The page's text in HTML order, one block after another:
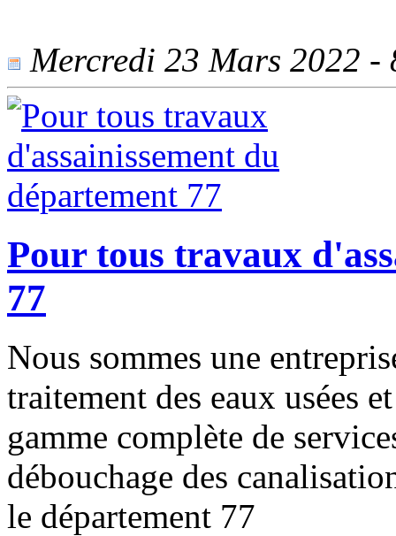
Mercredi 23 Mars 2022 -
Pour tous travaux
77
Nous sommes une
traitement des eaux usées
gamme complète de
débouchage des
le département 77